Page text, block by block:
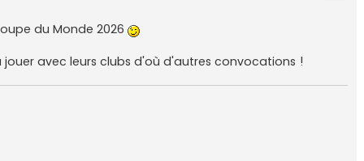
du Monde 2026
avec leurs clubs d'où d'autres convocations !